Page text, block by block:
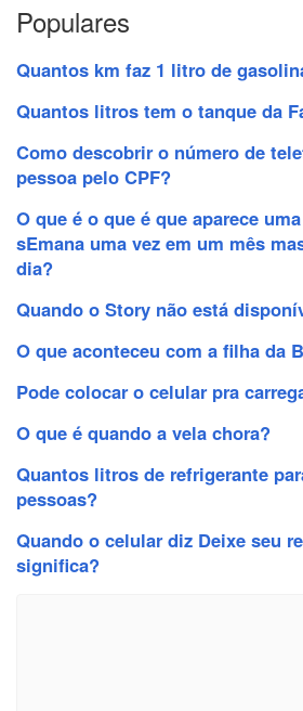
Populares
Quantos km faz 1 litro de
Quantos litros tem o tanque da
Como descobrir o número de
pessoa pelo CPF?
O que é o que é que aparece
sEmana uma vez em um mês
dia?
Quando o Story não está
O que aconteceu com a filha da
Pode colocar o celular pra
O que é quando a vela chora?
Quantos litros de refrigerante
pessoas?
Quando o celular diz Deixe seu
significa?